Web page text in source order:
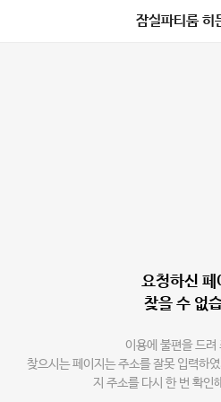
잠실파티룸 히
요청하신 페
찾을 수 없
이용에 불편을 드려
찾으시는 페이지는 주소를 잘못 입력하
지 주소를 다시 한 번 확인